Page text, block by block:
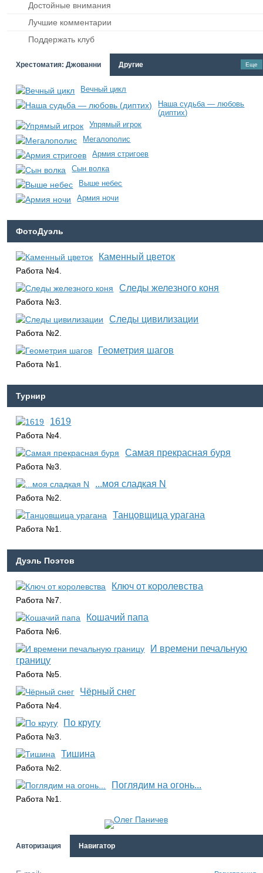
Достойные внимания
Лучшие комментарии
Поддержать клуб
Хрестоматия: Джованни Другие Еще
Вечный цикл
Наша судьба — любовь
(диптих)
Упрямый игрок
Мегалополис
Армия стригоев
Сын волка
Выше небес
Армия ночи
ФотоДуэль
Каменный цветок
Работа №4.
Следы железного коня
Работа №3.
Следы цивилизации
Работа №2.
Геометрия шагов
Работа №1.
Турнир
1619
Работа №4.
Самая прекрасная буря
Работа №3.
...моя сладкая N
Работа №2.
Танцовщица урагана
Работа №1.
Дуэль Поэтов
Ключ от королевства
Работа №7.
Кошачий папа
Работа №6.
И времени печальную
границу
Работа №5.
Чёрный снег
Работа №4.
По кругу
Работа №3.
Тишина
Работа №2.
Поглядим на огонь...
Работа №1.
Авторизация Навигатор